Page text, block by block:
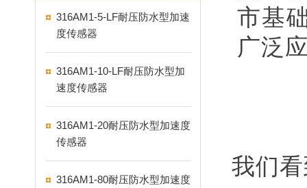
316AM1-5-LF耐压防水型加速
度传感器
316AM1-10-LF耐压防水型加
速度传感器
316AM1-20耐压防水型加速度
传感器
316AM1-80耐压防水型加速度
市基
广泛
我们